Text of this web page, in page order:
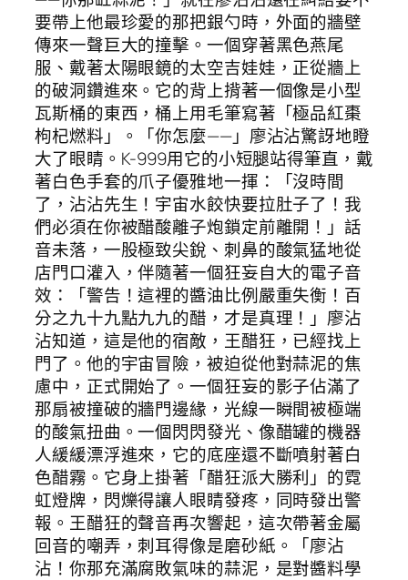
要帶上他最珍愛的那把銀勺時，外面的牆壁
傳來一聲巨大的撞擊。一個穿著黑色燕尾
服、戴著太陽眼鏡的太空吉娃娃，正從牆上
的破洞鑽進來。它的背上揹著一個像是小型
瓦斯桶的東西，桶上用毛筆寫著「極品紅棗
枸杞燃料」。「你怎麼——」廖沾沾驚訝地瞪
大了眼睛。K-999用它的小短腿站得筆直，戴
著白色手套的爪子優雅地一揮：「沒時間
了，沾沾先生！宇宙水餃快要拉肚子了！我
們必須在你被醋酸離子炮鎖定前離開！」話
音未落，一股極致尖銳、刺鼻的酸氣猛地從
店門口灌入，伴隨著一個狂妄自大的電子音
效：「警告！這裡的醬油比例嚴重失衡！百
分之九十九點九九的醋，才是真理！」廖沾
沾知道，這是他的宿敵，王醋狂，已經找上
門了。他的宇宙冒險，被迫從他對蒜泥的焦
慮中，正式開始了。一個狂妄的影子佔滿了
那扇被撞破的牆門邊緣，光線一瞬間被極端
的酸氣扭曲。一個閃閃發光、像醋罐的機器
人緩緩漂浮進來，它的底座還不斷噴射著白
色醋霧。它身上掛著「醋狂派大勝利」的霓
虹燈牌，閃爍得讓人眼睛發疼，同時發出警
報。王醋狂的聲音再次響起，這次帶著金屬
回音的嘲弄，刺耳得像是磨砂紙。「廖沾
沾！你那充滿腐敗氣味的蒜泥，是對醬料學